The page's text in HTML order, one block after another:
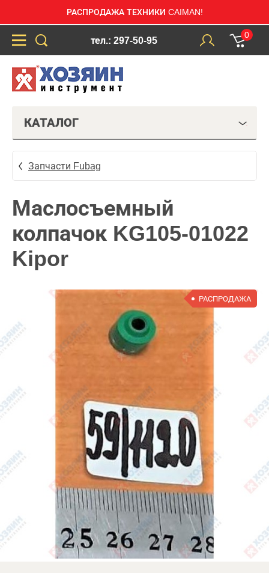
РАСПРОДАЖА ТЕХНИКИ CAIMAN!
тел.: 297-50-95
0
КАТАЛОГ
Запчасти Fubag
Маслосъемный
колпачок KG105-01022
Kipor
РАСПРОДАЖА